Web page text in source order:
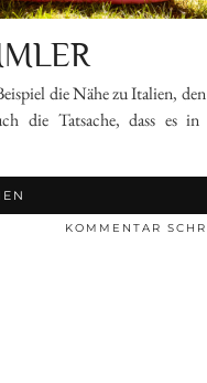
die Nähe zu Italien,
die Tatsache, dass es in
KOMMENTAR